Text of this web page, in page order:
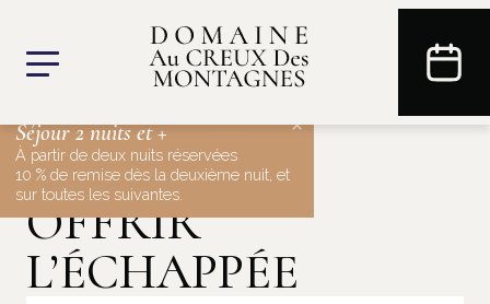
OFFRIR
L’ÉCHAPPÉE
×
Séjour 2 nuits et +
À partir de deux nuits réservées
10 % de remise dès la deuxième nuit, et
sur toutes les suivantes.